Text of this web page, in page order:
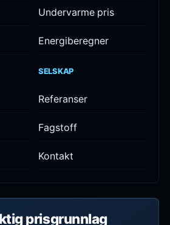
Undervarme pris
Energiberegner
SELSKAP
Referanser
Fagstoff
Kontakt
prisgrunnlag